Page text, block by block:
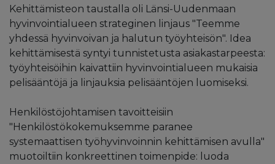
Kehittämisteon taustalla oli Länsi-Uudenmaan
hyvinvointialueen strateginen linjaus "Teemme
yhdessä hyvinvoivan ja halutun työyhteisön". Idea
kehittämisestä syntyi tunnistetusta asiakastarpeesta:
työyhteisöihin kaivattiin hyvinvointialueen mukaisia
pelisääntöjä ja linjauksia pelisääntöjen luomiseksi.
Henkilöstöjohtamisen tavoitteisiin
"Henkilöstökokemuksemme paranee
systemaattisen työhyvinvoinnin kehittämisen avulla"
muotoiltiin konkreettinen toimenpide: luoda